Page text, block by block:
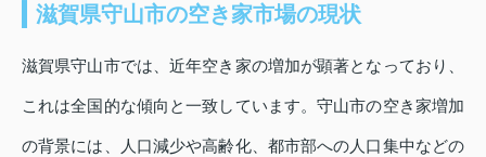
滋賀県守山市の空き家市場の現状
滋賀県守山市では、近年空き家の増加が顕著となっており、
これは全国的な傾向と一致しています。守山市の空き家増加
の背景には、人口減少や高齢化、都市部への人口集中などの